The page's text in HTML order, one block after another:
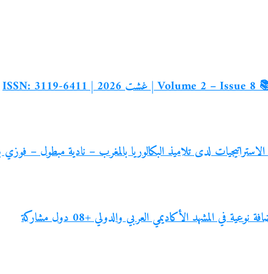
الاستراتيجيات لدى تلاميذ البكالوريا بالمغرب – نادية مبطول –
في المشهد الأكاديمي العربي والدولي +08 دول مشاركة